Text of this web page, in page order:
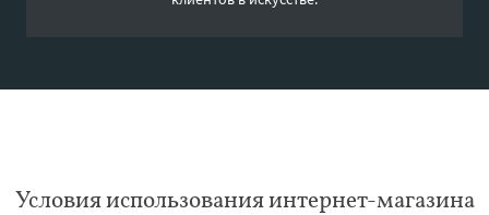
Условия использования интернет-магазина